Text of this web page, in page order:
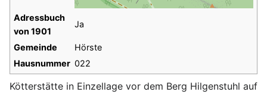
Adressbuch
von 1901
Ja
Gemeinde
Hörste
Hausnummer 022
Kötterstätte in Einzellage vor dem Berg Hilgenstuhl auf